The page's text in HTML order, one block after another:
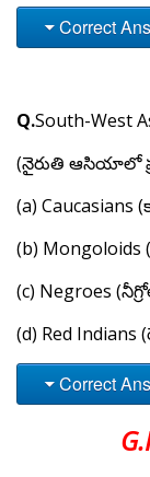
Correct
Q.South-West
(నైరుతి ఆసియాలో
(a) Caucasians
(b)
(c) Negroes
(d) Red Indians
Correct